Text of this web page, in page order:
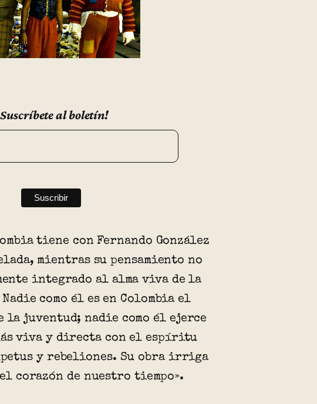
al boletín!
tiene con Fernando González
mientras su pensamiento no
integrado al alma viva de la
como él es en Colombia el
la juventud; nadie como él ejerce
viva y directa con el espíritu
y rebeliones. Su obra irriga
corazón de nuestro tiempo».